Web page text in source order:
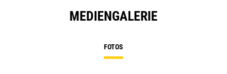
MEDIENGALERIE
FOTOS